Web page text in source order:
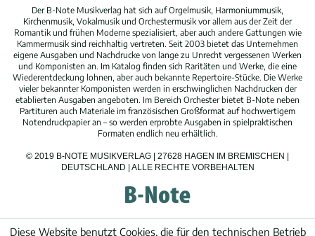
Der B-Note Musikverlag hat sich auf Orgelmusik, Harmoniummusik,
Kirchenmusik, Vokalmusik und Orchestermusik vor allem aus der Zeit der
Romantik und frühen Moderne spezialisiert, aber auch andere Gattungen wie
Kammermusik sind reichhaltig vertreten. Seit 2003 bietet das Unternehmen
eigene Ausgaben und Nachdrucke von lange zu Unrecht vergessenen Werken
und Komponisten an. Im Katalog finden sich Raritäten und Werke, die eine
Wiederentdeckung lohnen, aber auch bekannte Repertoire-Stücke. Die Werke
vieler bekannter Komponisten werden in erschwinglichen Nachdrucken der
etablierten Ausgaben angeboten. Im Bereich Orchester bietet B-Note neben
Partituren auch Materiale im französischen Großformat auf hochwertigem
Notendruckpapier an – so werden erprobte Ausgaben in spielpraktischen
Formaten endlich neu erhältlich.
© 2019 B-NOTE MUSIKVERLAG | 27628 HAGEN IM BREMISCHEN |
DEUTSCHLAND | ALLE RECHTE VORBEHALTEN
Diese Website benutzt Cookies, die für den technischen Betrieb